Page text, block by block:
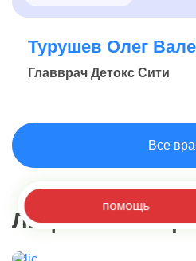
Турушев Олег
Главврач Детокс Сити
Все
Лицензии и
помощь